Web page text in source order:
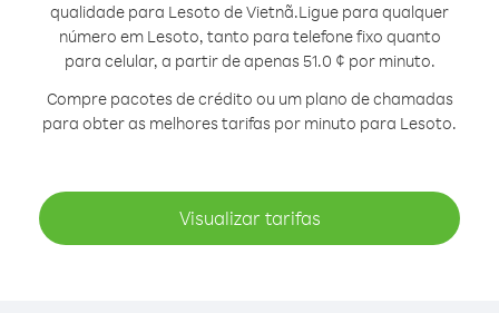
qualidade para Lesoto de Vietnã.Ligue para qualquer
número em Lesoto, tanto para telefone fixo quanto
para celular, a partir de apenas 51.0 ¢ por minuto.
Compre pacotes de crédito ou um plano de chamadas
para obter as melhores tarifas por minuto para Lesoto.
Visualizar tarifas